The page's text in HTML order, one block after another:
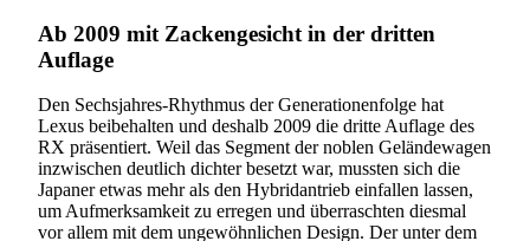
Ab 2009 mit Zackengesicht in der dritten
Auflage
Den Sechsjahres-Rhythmus der Generationenfolge hat
Lexus beibehalten und deshalb 2009 die dritte Auflage des
RX präsentiert. Weil das Segment der noblen Geländewagen
inzwischen deutlich dichter besetzt war, mussten sich die
Japaner etwas mehr als den Hybridantrieb einfallen lassen,
um Aufmerksamkeit zu erregen und überraschten diesmal
vor allem mit dem ungewöhnlichen Design. Der unter dem